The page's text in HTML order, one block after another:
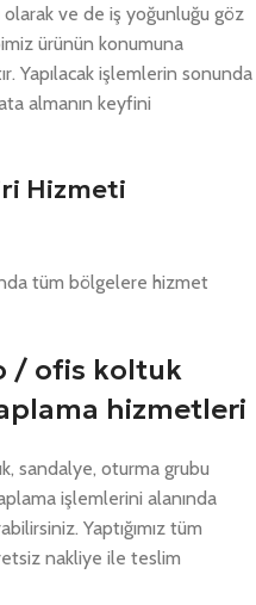
olarak ve de iş yoğunluğu göz
ürünün konumuna
Yapılacak işlemlerin sonunda
almanın keyfini
Hizmeti
tüm bölgelere hizmet
/ ofis koltuk
hizmetleri
sandalye, oturma grubu
işlemlerini alanında
Yaptığımız tüm
nakliye ile teslim